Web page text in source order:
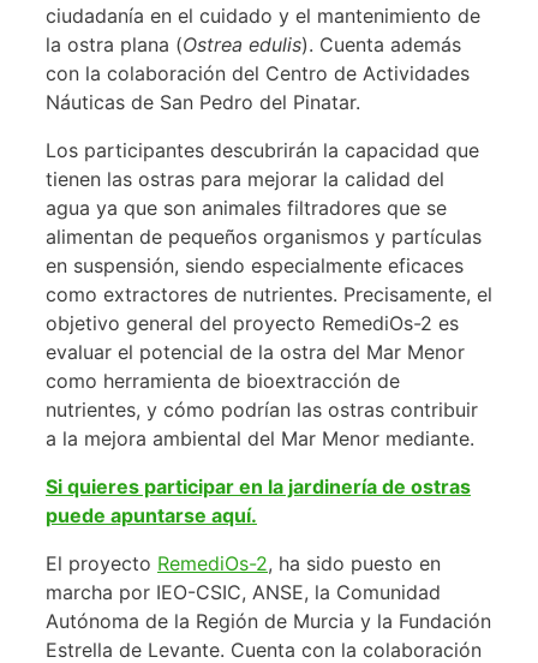
ciudadanía en el cuidado y el mantenimiento de
la ostra plana (Ostrea edulis). Cuenta además
con la colaboración del Centro de Actividades
Náuticas de San Pedro del Pinatar.
Los participantes descubrirán la capacidad que
tienen las ostras para mejorar la calidad del
agua ya que son animales filtradores que se
alimentan de pequeños organismos y partículas
en suspensión, siendo especialmente eficaces
como extractores de nutrientes. Precisamente, el
objetivo general del proyecto RemediOs-2 es
evaluar el potencial de la ostra del Mar Menor
como herramienta de bioextracción de
nutrientes, y cómo podrían las ostras contribuir
a la mejora ambiental del Mar Menor mediante.
Si quieres participar en la jardinería de ostras
puede apuntarse aquí.
El proyecto RemediOs-2, ha sido puesto en
marcha por IEO-CSIC, ANSE, la Comunidad
Autónoma de la Región de Murcia y la Fundación
Estrella de Levante. Cuenta con la colaboración